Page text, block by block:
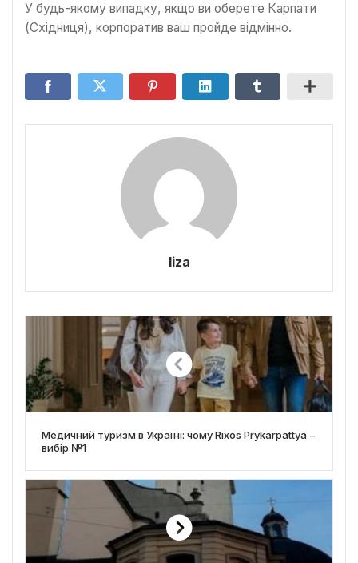
У будь-якому випадку, якщо ви оберете Карпати
(Східниця), корпоратив ваш пройде відмінно.
liza
Медичний туризм в Україні: чому Rixos Prykarpattya −
вибір №1